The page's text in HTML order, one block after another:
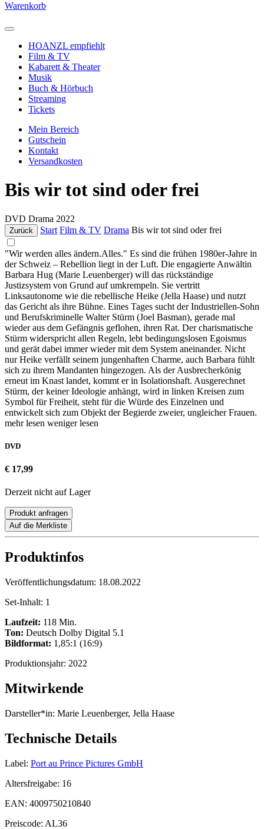
Warenkorb
HOANZL empfiehlt
Film & TV
Kabarett & Theater
Musik
Buch & Hörbuch
Streaming
Tickets
Mein Bereich
Gutschein
Kontakt
Versandkosten
Bis wir tot sind oder frei
DVD Drama 2022
Zurück Start Film & TV Drama Bis wir tot sind oder frei
"Wir werden alles ändern.Alles." Es sind die frühen 1980er-Jahre in
der Schweiz – Rebellion liegt in der Luft. Die engagierte Anwältin
Barbara Hug (Marie Leuenberger) will das rückständige
Justizsystem von Grund auf umkrempeln. Sie vertritt
Linksautonome wie die rebellische Heike (Jella Haase) und nutzt
das Gericht als ihre Bühne. Eines Tages sucht der Industriellen-Sohn
und Berufskriminelle Walter Stürm (Joel Basman), gerade mal
wieder aus dem Gefängnis geflohen, ihren Rat. Der charismatische
Stürm widerspricht allen Regeln, lebt bedingungslosen Egoismus
und gerät dabei immer wieder mit dem System aneinander. Nicht
nur Heike verfällt seinem jungenhaften Charme, auch Barbara fühlt
sich zu ihrem Mandanten hingezogen. Als der Ausbrecherkönig
erneut im Knast landet, kommt er in Isolationshaft. Ausgerechnet
Stürm, der keiner Ideologie anhängt, wird in linken Kreisen zum
Symbol für Freiheit, steht für die Würde des Einzelnen und
entwickelt sich zum Objekt der Begierde zweier, ungleicher Frauen.
mehr lesen weniger lesen
DVD
€ 17,99
Derzeit nicht auf Lager
Produkt anfragen
Auf die Merkliste
Produktinfos
Veröffentlichungsdatum: 18.08.2022
Set-Inhalt: 1
Laufzeit: 118 Min.
Ton: Deutsch Dolby Digital 5.1
Bildformat: 1,85:1 (16:9)
Produktionsjahr: 2022
Mitwirkende
Darsteller*in: Marie Leuenberger, Jella Haase
Technische Details
Label: Port au Prince Pictures GmbH
Altersfreigabe: 16
EAN: 4009750210840
Preiscode: AL36